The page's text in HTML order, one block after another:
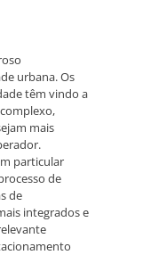
urbana. Os
têm vindo a
mais
particular
de
de
integrados e